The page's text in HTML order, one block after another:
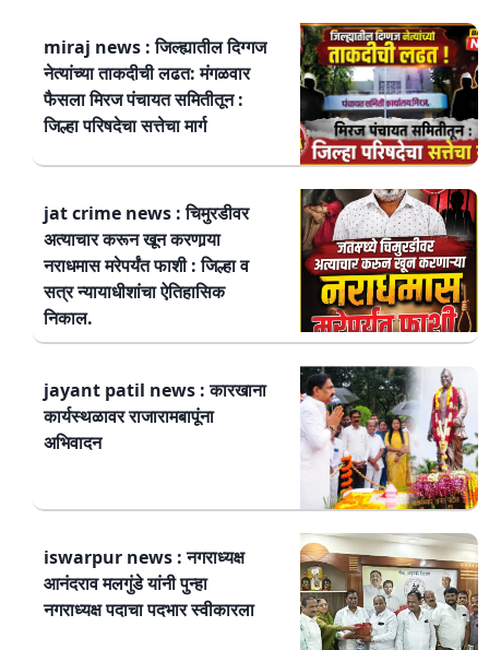
miraj news : जिल्ह्यातील दिग्गज
नेत्यांच्या ताकदीची लढत: मंगळवार
फैसला मिरज पंचायत समितीतून :
जिल्हा परिषदेचा सत्तेचा मार्ग
jat crime news : चिमुरडीवर
अत्याचार करून खून करणार्‍या
नराधमास मरेपर्यंत फाशी : जिल्हा व
सत्र न्यायाधीशांचा ऐतिहासिक
निकाल.
jayant patil news : कारखाना
कार्यस्थळावर राजारामबापूंना
अभिवादन
iswarpur news : नगराध्यक्ष
आनंदराव मलगुंडे यांनी पुन्हा
नगराध्यक्ष पदाचा पदभार स्वीकारला